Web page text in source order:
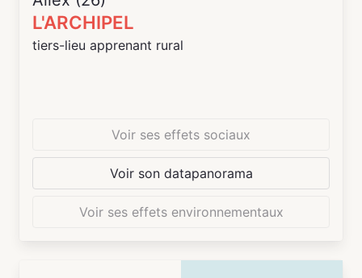
L'ARCHIPEL
tiers-lieu apprenant rural
Voir ses effets sociaux
Voir son datapanorama
Voir ses effets environnementaux